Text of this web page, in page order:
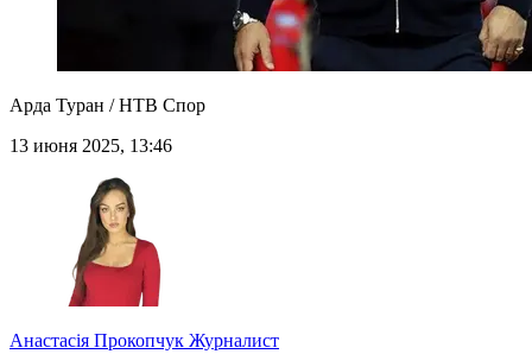
Арда Туран / НТВ Спор
13 июня 2025, 13:46
Анастасія Прокопчук Журналист